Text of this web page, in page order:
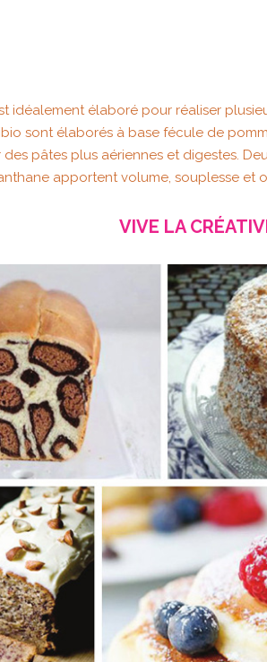
idéalement élaboré pour réaliser
sont élaborés à base fécule de
pâtes plus aériennes et digestes.
apportent volume, souplesse et
VIVE LA